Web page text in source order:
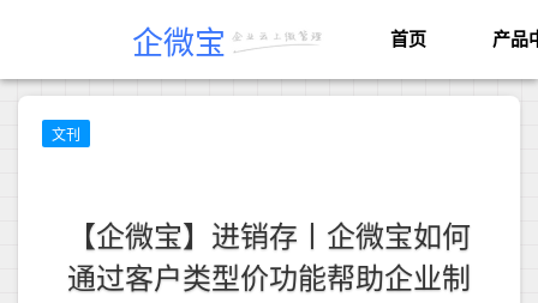
企微宝 首页 产品
文刊
【企微宝】进销存丨企微宝如何
通过客户类型价功能帮助企业制